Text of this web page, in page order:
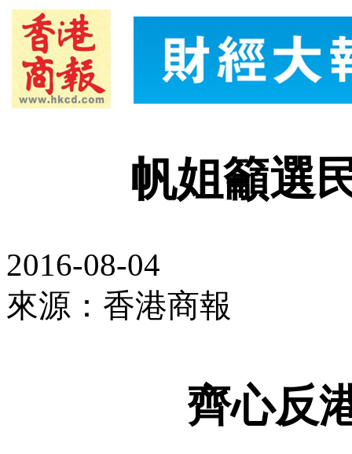
帆姐籲選
2016-08-04
來源：香港商報
齊心反